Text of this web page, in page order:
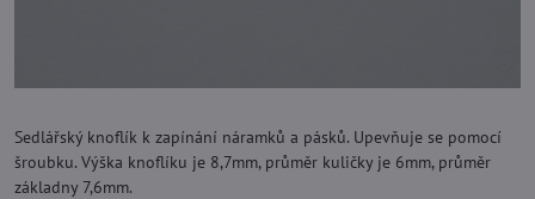
Sedlářský knoflík k zapínání náramků a pásků. Upevňuje se pomocí
šroubku. Výška knoflíku je 8,7mm, průměr kuličky je 6mm, průměr
základny 7,6mm.